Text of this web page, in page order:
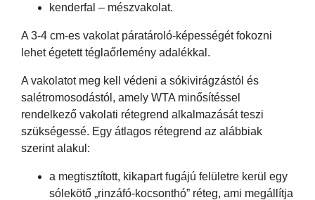
kenderfal – mészvakolat.
A 3-4 cm-es vakolat páratároló-képességét fokozni
lehet égetett téglaőrlemény adalékkal.
A vakolatot meg kell védeni a sókivirágzástól és
salétromosodástól, amely WTA minősítéssel
rendelkező vakolati rétegrend alkalmazását teszi
szükségessé. Egy átlagos rétegrend az alábbiak
szerint alakul:
a megtisztított, kikapart fugájú felületre kerül egy
sólekötő „rinzáfó-kocsonthó” réteg, ami megállítja